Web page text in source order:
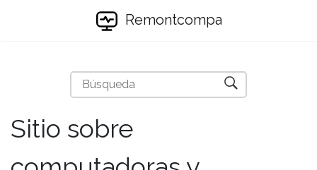
Remontcompa
Sitio sobre